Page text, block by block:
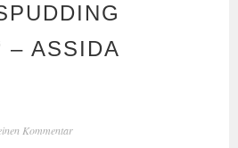
– ASSIDA
Kommentar